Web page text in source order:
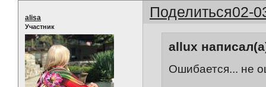
Поделиться02-
alisa
Участник
allux
Ошибается... не